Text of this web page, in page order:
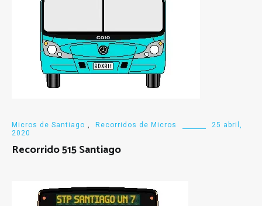
Micros de Santiago , Recorridos de Micros
25 abril,
2020
Recorrido 515 Santiago